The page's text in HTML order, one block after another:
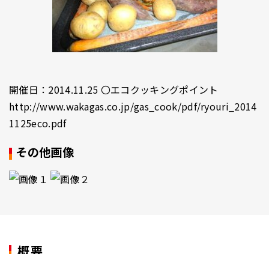
開催日：2014.11.25 〇エコクッキングポイント
http://www.wakagas.co.jp/gas_cook/pdf/ryouri_2014
1125eco.pdf
その他画像
概要